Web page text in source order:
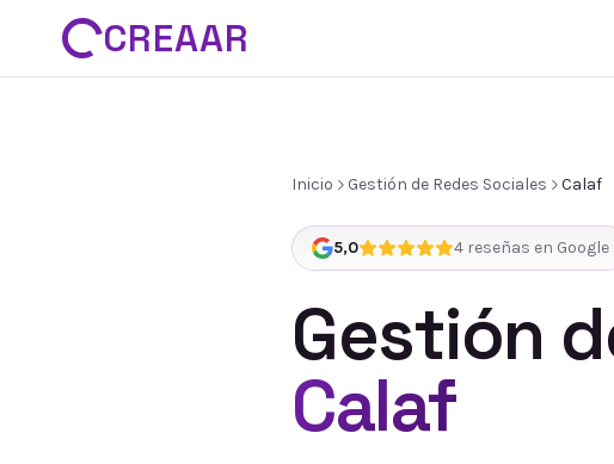
CREAAR
Inicio Gestión de Redes Sociales Calaf
5,0 4 reseñas en Google
Gestión
Calaf